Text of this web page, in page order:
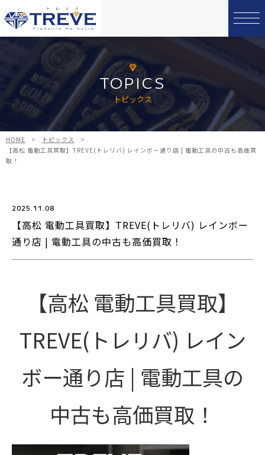
TOPICS
トピックス
HOME > トピックス
>
【高松 電動工具買取】TREVE(トレリバ) レインボー通り店 | 電動工具の中古も高価買
取！
【高松 電動工具買取】TREVE(トレリバ) レインボー
通り店 | 電動工具の中古も高価買取！
2025.11.08
【高松 電動工具買取】
TREVE(トレリバ) レイン
ボー通り店 | 電動工具の
中古も高価買取！